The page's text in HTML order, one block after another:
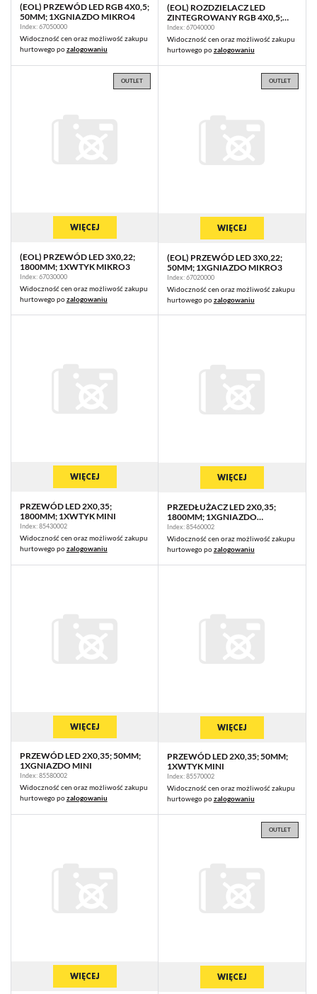
(EOL) PRZEWÓD LED RGB 4X0,5;
50MM; 1XGNIAZDO MIKRO4
Index: 67050000
Widoczność cen oraz możliwość zakupu
hurtowego pozalogowaniu
(EOL) ROZDZIELACZ LED
ZINTEGROWANY RGB 4X0,5;
200MM; 4XGNIAZDO MIKRO4
Index: 67040000
Widoczność cen oraz możliwość zakupu
hurtowego pozalogowaniu
OUTLET
WIĘCEJ
(EOL) PRZEWÓD LED 3X0,22;
1800MM; 1XWTYK MIKRO3
Index: 67030000
Widoczność cen oraz możliwość zakupu
hurtowego pozalogowaniu
OUTLET
WIĘCEJ
(EOL) PRZEWÓD LED 3X0,22;
50MM; 1XGNIAZDO MIKRO3
Index: 67020000
Widoczność cen oraz możliwość zakupu
hurtowego pozalogowaniu
WIĘCEJ
PRZEWÓD LED 2X0,35;
1800MM; 1XWTYK MINI
Index: 85430002
Widoczność cen oraz możliwość zakupu
hurtowego pozalogowaniu
WIĘCEJ
PRZEDŁUŻACZ LED 2X0,35;
1800MM; 1XGNIAZDO
MINI/1XWTYK MINI
Index: 85460002
Widoczność cen oraz możliwość zakupu
hurtowego pozalogowaniu
WIĘCEJ
PRZEWÓD LED 2X0,35; 50MM;
1XGNIAZDO MINI
Index: 85580002
Widoczność cen oraz możliwość zakupu
hurtowego pozalogowaniu
WIĘCEJ
PRZEWÓD LED 2X0,35; 50MM;
1XWTYK MINI
Index: 85570002
Widoczność cen oraz możliwość zakupu
hurtowego pozalogowaniu
WIĘCEJ
OUTLET
WIĘCEJ